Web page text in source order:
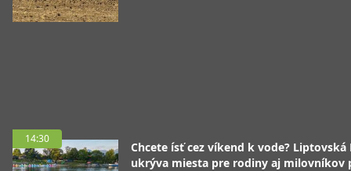
14:30
Chcete ísť cez víkend k vode? Liptovská
ukrýva miesta pre rodiny aj milovníkov